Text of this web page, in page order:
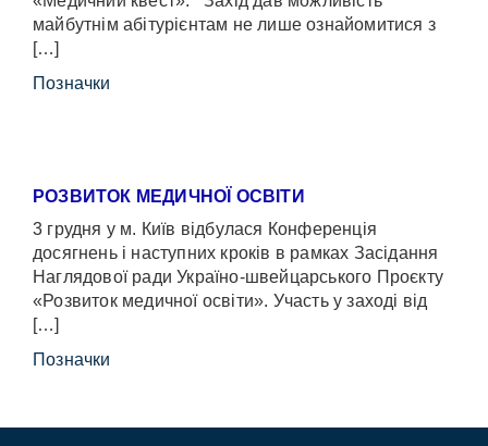
майбутнім абітурієнтам не лише ознайомитися з
[…]
Позначки
РОЗВИТОК МЕДИЧНОЇ ОСВІТИ
3 грудня у м. Київ відбулася Конференція
досягнень і наступних кроків в рамках Засідання
Наглядової ради Україно-швейцарського Проєкту
«Розвиток медичної освіти». Участь у заході від
[…]
Позначки